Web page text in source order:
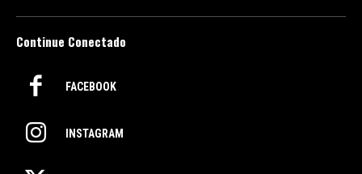
Continue Conectado
FACEBOOK
INSTAGRAM